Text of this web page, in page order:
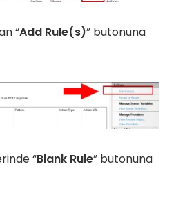
“Add Rule(s)” butonuna
“Blank Rule” butonuna